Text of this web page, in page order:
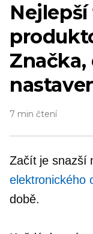
7 min čtení
Začít je snazší
elektronického
době.